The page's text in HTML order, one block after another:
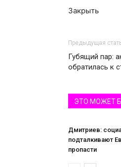
Закрыть
Предыдущая
Губящий пар:
обратилась к
ЭТО МОЖЕТ
Дмитриев:
подталкивают
пропасти